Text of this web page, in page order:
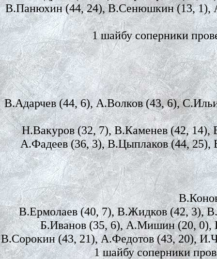
В.Панюхин (44, 24), В.Сенюшкин (13, 1),
1 шайбу соперники
В.Адарчев (44, 6), А.Волков (43, 6),
Н.Вакуров (32, 7), В.Каменев (42,
А.Фадеев (36, 3), В.Цыплаков (44,
В.Ермолаев (40, 7), В.Жидков (42, 3),
Б.Иванов (35, 6), А.Мишин (20, 0),
В.Сорокин (43, 21), А.Федотов (43, 20),
1 шайбу соперники